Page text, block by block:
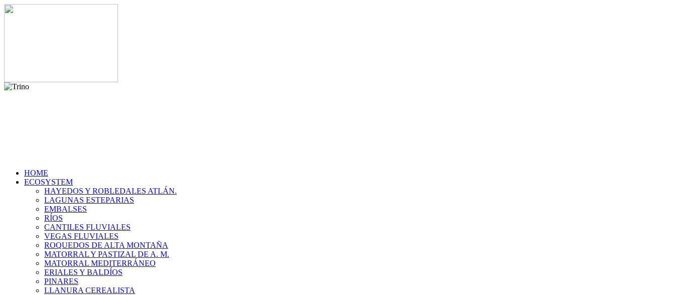
HOME
ECOSYSTEM
HAYEDOS Y ROBLEDALES ATLÁN.
LAGUNAS ESTEPARIAS
EMBALSES
RÍOS
CANTILES FLUVIALES
VEGAS FLUVIALES
ROQUEDOS DE ALTA MONTAÑA
MATORRAL Y PASTIZAL DE A. M.
MATORRAL MEDITERRÁNEO
ERIALES Y BALDÍOS
PINARES
LLANURA CEREALISTA